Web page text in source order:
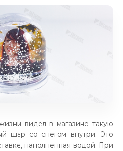
видел в магазине такую
шар со снегом внутри. Это
наполненная водой. При